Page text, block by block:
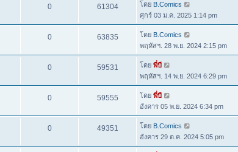
0 61304 โดย B.Comics
ศุกร์ 03 ม.ค. 2025 1:14 pm
0 63835 โดย B.Comics
พฤหัสฯ. 28 พ.ย. 2024 2:15 pm
0 59531 โดย พี่บี
พฤหัสฯ. 14 พ.ย. 2024 6:29 pm
0 59555 โดย พี่บี
อังคาร 05 พ.ย. 2024 6:34 pm
0 49351 โดย B.Comics
อังคาร 29 ต.ค. 2024 5:05 pm